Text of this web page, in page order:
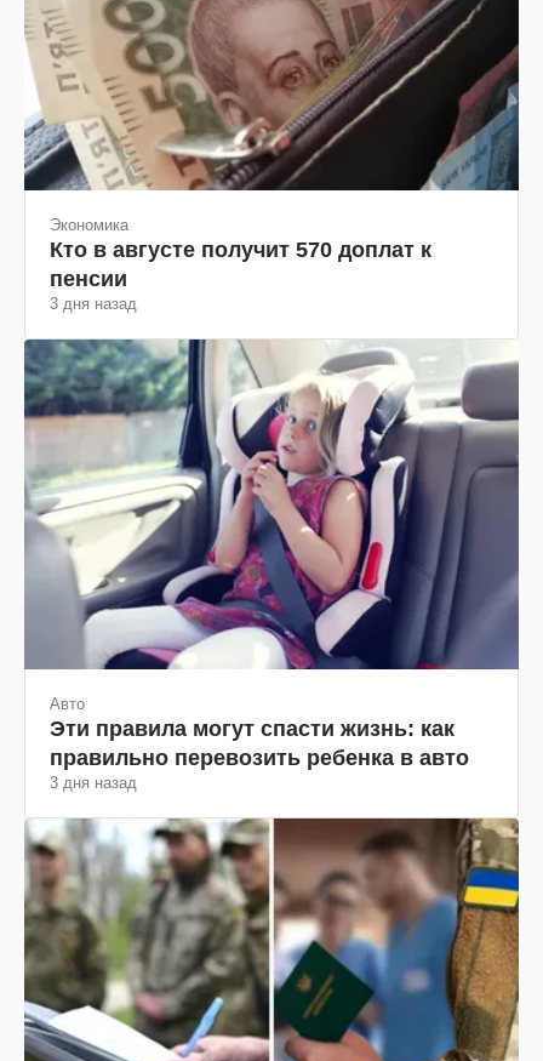
Экономика
Кто в августе получит 570 доплат к
пенсии
3 дня назад
Авто
Эти правила могут спасти жизнь: как
правильно перевозить ребенка в авто
3 дня назад